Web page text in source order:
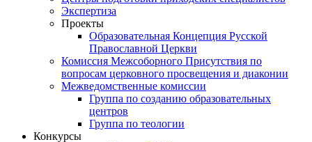
Экспертиза
Проекты
Образовательная Концепция Русской
Православной Церкви
Комиссия Межсоборного Присутствия по
вопросам церковного просвещения и диаконии
Межведомственные комиссии
Группа по созданию образовательных
центров
Группа по теологии
Конкурсы